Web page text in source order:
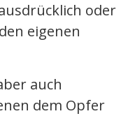
oder
eigenen
auch
dem Opfer